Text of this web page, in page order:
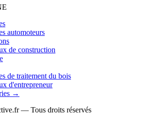
automoteurs
de construction
de traitement du bois
d'entrepreneur
→
— Tous droits réservés